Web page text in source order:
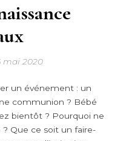
mai 2020
un événement : un
communion ? Bébé
bientôt ? Pourquoi ne
Que ce soit un faire-